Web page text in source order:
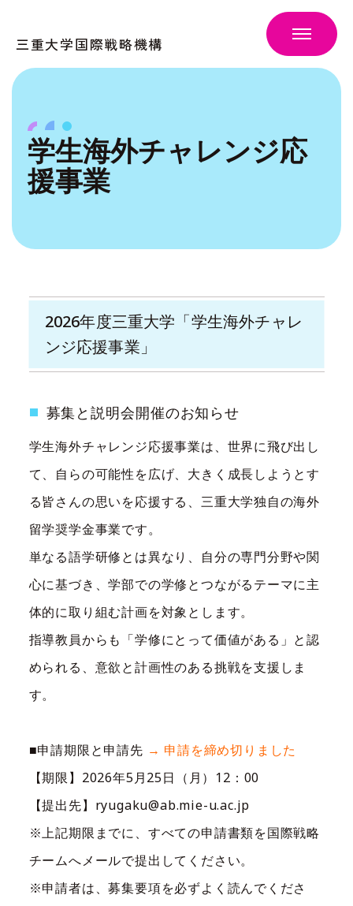
三重大学国際戦略機構
学生海外チャレンジ応
援事業
2026年度三重大学「学生海外チャレ
ンジ応援事業」
募集と説明会開催のお知らせ
学生海外チャレンジ応援事業は、世界に飛び出し
て、自らの可能性を広げ、大きく成長しようとす
る皆さんの思いを応援する、三重大学独自の海外
留学奨学金事業です。
単なる語学研修とは異なり、自分の専門分野や関
心に基づき、学部での学修とつながるテーマに主
体的に取り組む計画を対象とします。
指導教員からも「学修にとって価値がある」と認
められる、意欲と計画性のある挑戦を支援しま
す。
■申請期限と申請先 → 申請を締め切りました
【期限】 2026年5月25日（月）12：00
【提出先】ryugaku@ab.mie-u.ac.jp
※上記期限までに、すべての申請書類を国際戦略
チームへメールで提出してください。
※申請者は、募集要項を必ずよく読んでくださ